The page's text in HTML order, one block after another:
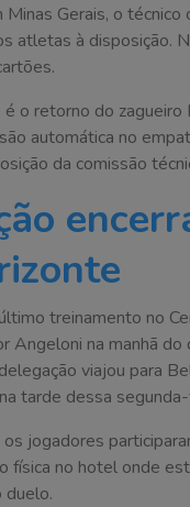
Gerais, o técnico
atletas à disposição.
o retorno do zagueiro
automática no
da comissão
treinamento no
Angeloni na manhã do
viajou para
tarde dessa
os jogadores
física no hotel onde
duelo.